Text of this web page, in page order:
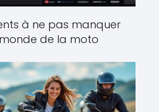
à ne pas manquer
de la moto